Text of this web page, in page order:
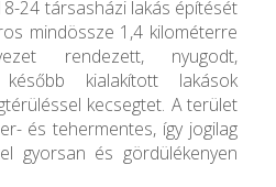
24 társasházi lakás építését
mindössze 1,4 kilométerre
rendezett, nyugodt,
kialakított lakások
kecsegtet. A terület
és tehermentes, így jogilag
gyorsan és gördülékenyen